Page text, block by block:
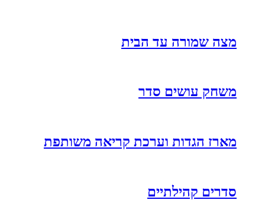
מצה שמורה עד הבית
משחק עושים סדר
מארז הגדות וערכת קריאה משותפת
סדרים קהילתיים